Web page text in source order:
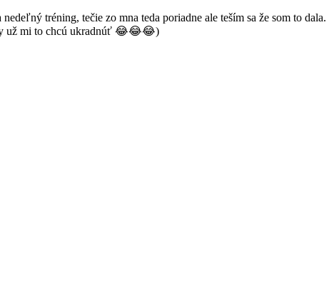
tréning, tečie zo mna teda poriadne ale teším sa že som to
už mi to chcú ukradnúť 😂😂😂)